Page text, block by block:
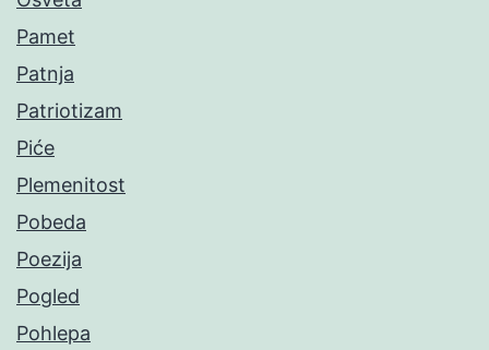
Pamet
Patnja
Patriotizam
Piće
Plemenitost
Pobeda
Poezija
Pogled
Pohlepa